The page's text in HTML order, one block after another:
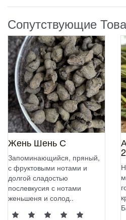
Сопутствующие
Жень Шень С
Запоминающийся, пряный,
с фруктовыми нотами и
долгой сладостью
послевкусия с нотами
женьшеня и солод..